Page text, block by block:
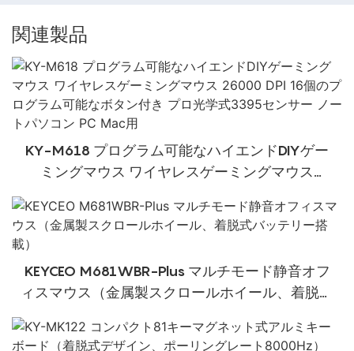
関連製品
KY-M618 プログラム可能なハイエンドDIYゲー
ミングマウス ワイヤレスゲーミングマウス
プロ光学式3395センサー ノートパソコン PC
Mac用
KEYCEO M681WBR-Plus マルチモード静音オフ
ィスマウス（金属製スクロールホイール、着脱式